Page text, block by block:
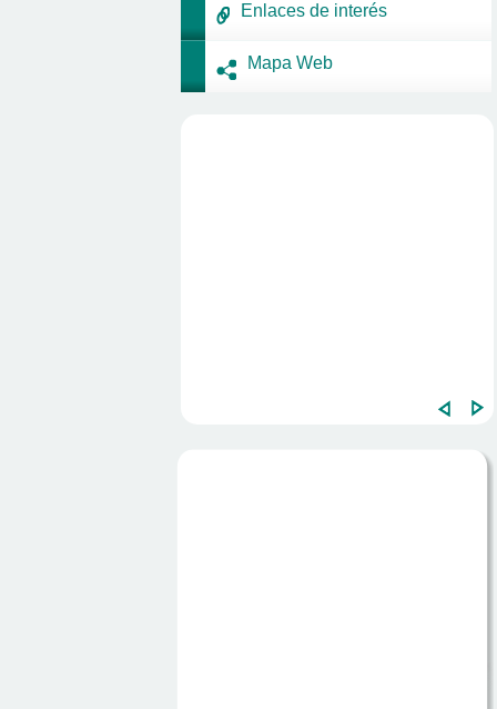
Enlaces de interés
Mapa Web